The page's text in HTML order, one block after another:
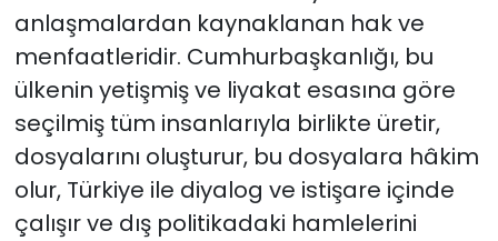
anlaşmalardan kaynaklanan hak ve
menfaatleridir. Cumhurbaşkanlığı, bu
ülkenin yetişmiş ve liyakat esasına göre
seçilmiş tüm insanlarıyla birlikte üretir,
dosyalarını oluşturur, bu dosyalara hâkim
olur, Türkiye ile diyalog ve istişare içinde
çalışır ve dış politikadaki hamlelerini